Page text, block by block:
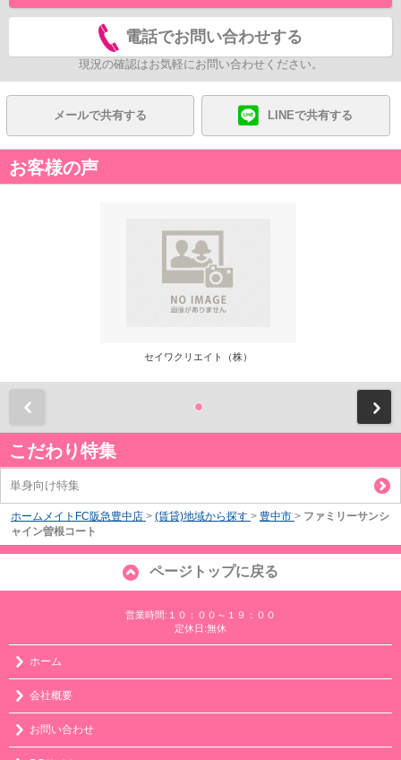
電話でお問い合わせする
現況の確認はお気軽にお問い合わせください。
メールで共有する LINEで共有する
お客様の声
セイワクリエイト（株）
こだわり特集
単身向け特集
ホームメイトFC阪急豊中店 > (賃貸)地域から探す > 豊中市 > ファミリーサンシ
ャイン曽根コート
ページトップに戻る
営業時間:１０：００～１９：００
定休日:無休
ホーム
会社概要
お問い合わせ